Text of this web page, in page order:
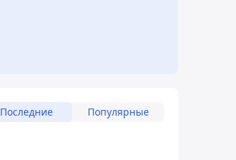
Последние Популярные